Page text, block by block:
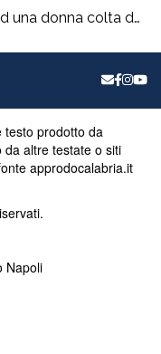
una donna colta da
per raggiungere
improvviso,
testo prodotto da
altre testate o siti
approdocalabria.it
Napoli